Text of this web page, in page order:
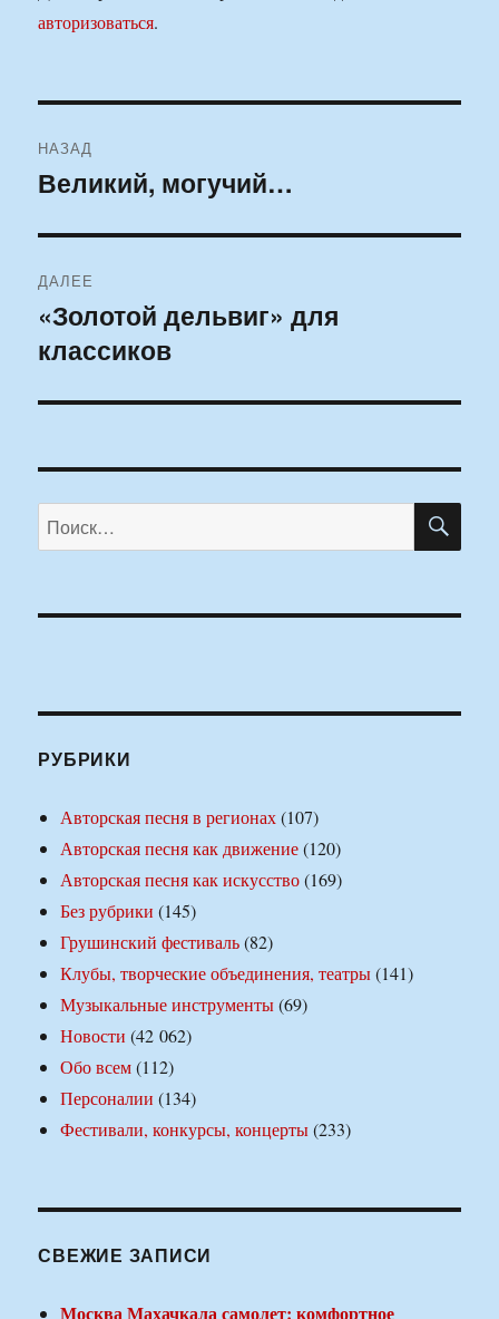
авторизоваться.
по
НАЗАД
Предыдущая
Великий, могучий…
ДАЛЕЕ
Следующая
запись:
«Золотой дельвиг» для
классиков
Искать:
РУБРИКИ
Авторская песня в регионах(107)
Авторская песня как движение(120)
Авторская песня как искусство(169)
Без рубрики (145)
Грушинский фестиваль(82)
Клубы, творческие объединения, театры(141)
Музыкальные инструменты(69)
Новости (42 062)
Обо всем(112)
Персоналии (134)
Фестивали, конкурсы, концерты(233)
СВЕЖИЕ ЗАПИСИ
Москва Махачкала самолет: комфортное